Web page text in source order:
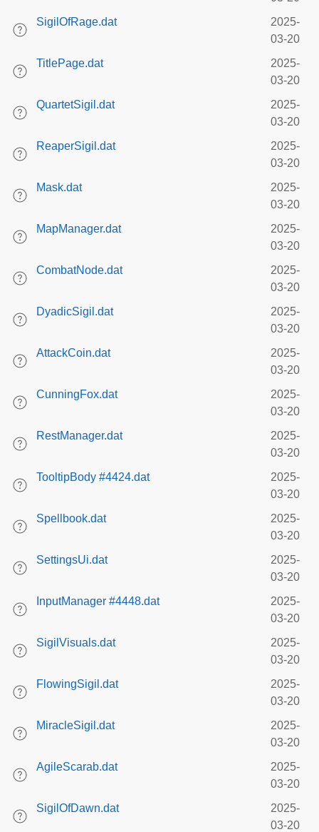
SigilOfRage.dat
2025-
03-20
TitlePage.dat
2025-
03-20
QuartetSigil.dat
2025-
03-20
ReaperSigil.dat
2025-
03-20
Mask.dat
2025-
03-20
MapManager.dat
2025-
03-20
CombatNode.dat
2025-
03-20
DyadicSigil.dat
2025-
03-20
AttackCoin.dat
2025-
03-20
CunningFox.dat
2025-
03-20
RestManager.dat
2025-
03-20
TooltipBody #4424.dat
2025-
03-20
Spellbook.dat
2025-
03-20
SettingsUi.dat
2025-
03-20
InputManager #4448.dat
2025-
03-20
SigilVisuals.dat
2025-
03-20
FlowingSigil.dat
2025-
03-20
MiracleSigil.dat
2025-
03-20
AgileScarab.dat
2025-
03-20
SigilOfDawn.dat
2025-
03-20